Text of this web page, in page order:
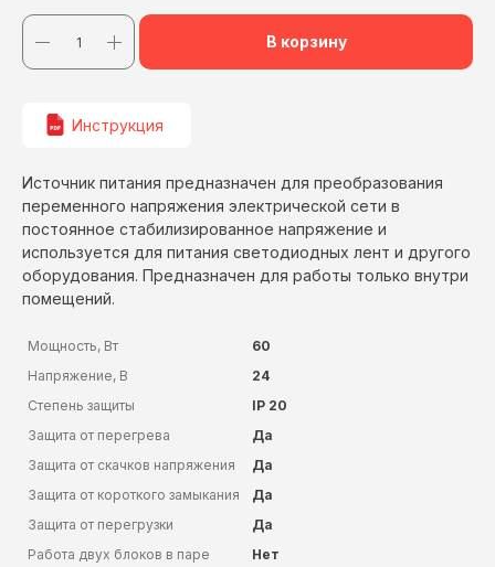
В корзину
Инструкция
Источник питания предназначен для преобразования
переменного напряжения электрической сети в
постоянное стабилизированное напряжение и
используется для питания светодиодных лент и другого
оборудования. Предназначен для работы только внутри
помещений.
Мощность, Вт
60
Напряжение, В
24
Степень защиты
IP 20
Защита от перегрева
Да
Защита от скачков напряжения
Да
Защита от короткого замыкания
Да
Защита от перегрузки
Да
Работа двух блоков в паре
Нет